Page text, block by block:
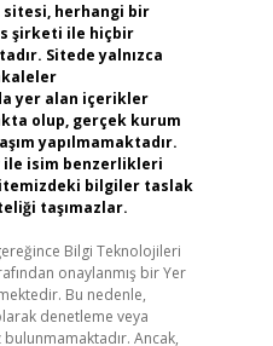
herhangi bir
şirketi ile hiçbir
Sitede yalnızca
yer alan içerikler
olup, gerçek kurum
yapılmamaktadır.
ile isim benzerlikleri
bilgiler taslak
taşımazlar.
Bilgi Teknolojileri
onaylanmış bir Yer
Bu nedenle,
denetleme veya
Ancak,